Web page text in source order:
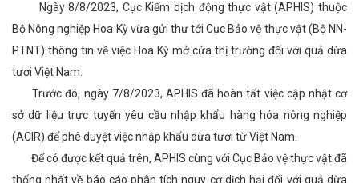
Ngày 8/8/2023, Cục Kiểm dịch động thực vật (APHIS) thuộc
Bộ Nông nghiệp Hoa Kỳ vừa gửi thư tới Cục Bảo vệ thực vật (Bộ NN-
PTNT) thông tin về việc Hoa Kỳ mở cửa thị trường đối với quả dừa
tươi Việt Nam.
Trước đó, ngày 7/8/2023, APHIS đã hoàn tất việc cập nhật cơ
sở dữ liệu trực tuyến yêu cầu nhập khẩu hàng hóa nông nghiệp
(ACIR) để phê duyệt việc nhập khẩu dừa tươi từ Việt Nam.
Để có được kết quả trên, APHIS cùng với Cục Bảo vệ thực vật đã
thống nhất về báo cáo phân tích nguy cơ dịch hại đối với quả dừa